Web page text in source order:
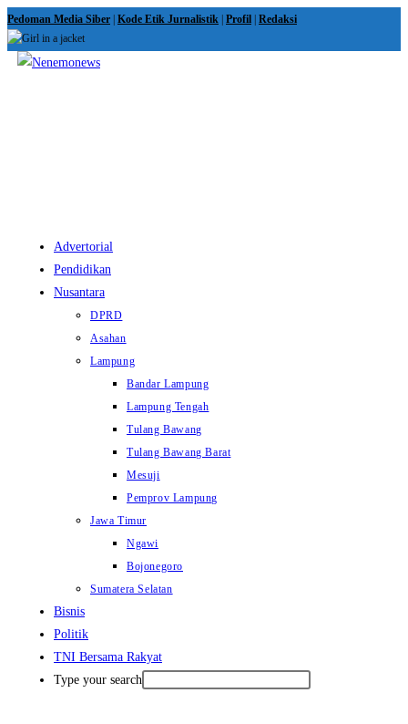
Skip
to
content
Pedoman Media Siber Kode Etik Jurnalistik Profil Redaksi
Advertorial
Pendidikan
Nusantara
DPRD
Asahan
Lampung
Bandar Lampung
Lampung Tengah
Tulang Bawang
Tulang Bawang Barat
Mesuji
Pemprov Lampung
Jawa Timur
Ngawi
Bojonegoro
Sumatera Selatan
Bisnis
Politik
TNI Bersama Rakyat
Type your search